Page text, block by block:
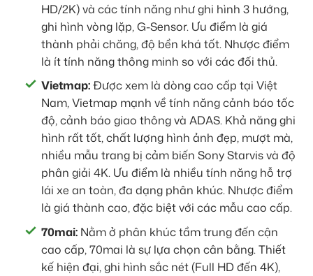
HD/2K) và các tính năng như ghi hình 3 hướng,
ghi hình vòng lặp, G-Sensor. Ưu điểm là giá
thành phải chăng, độ bền khá tốt. Nhược điểm
là ít tính năng thông minh so với các đối thủ.
Vietmap:Được xem là dòng cao cấp tại Việt
Nam, Vietmap mạnh về tính năng cảnh báo tốc
độ, cảnh báo giao thông và ADAS. Khả năng ghi
hình rất tốt, chất lượng hình ảnh đẹp, mượt mà,
nhiều mẫu trang bị cảm biến Sony Starvis và độ
phân giải 4K. Ưu điểm là nhiều tính năng hỗ trợ
lái xe an toàn, đa dạng phân khúc. Nhược điểm
là giá thành cao, đặc biệt với các mẫu cao cấp.
70mai: Nằm ở phân khúc tầm trung đến cận
cao cấp, 70mai là sự lựa chọn cân bằng. Thiết
kế hiện đại, ghi hình sắc nét (Full HD đến 4K),